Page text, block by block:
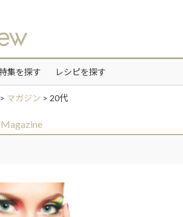
集を探す レシピを探す
> マガジン > 20代
Magazine